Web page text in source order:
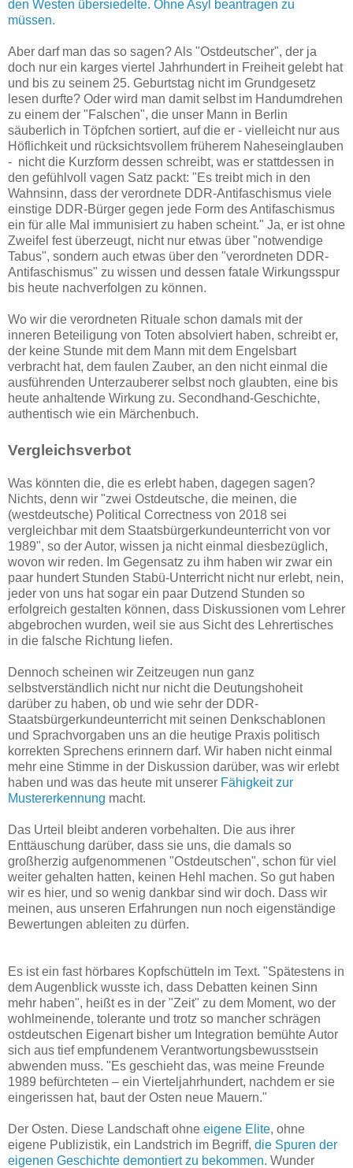
den Westen übersiedelte. Ohne Asyl beantragen zu
müssen.
Aber darf man das so sagen? Als "Ostdeutscher", der ja
doch nur ein karges viertel Jahrhundert in Freiheit gelebt hat
und bis zu seinem 25. Geburtstag nicht im Grundgesetz
lesen durfte? Oder wird man damit selbst im Handumdrehen
zu einem der "Falschen", die unser Mann in Berlin
säuberlich in Töpfchen sortiert, auf die er - vielleicht nur aus
Höflichkeit und rücksichtsvollem früherem Naheseinglauben
- nicht die Kurzform dessen schreibt, was er stattdessen in
den gefühlvoll vagen Satz packt: "Es treibt mich in den
Wahnsinn, dass der verordnete DDR-Antifaschismus viele
einstige DDR-Bürger gegen jede Form des Antifaschismus
ein für alle Mal immunisiert zu haben scheint." Ja, er ist ohne
Zweifel fest überzeugt, nicht nur etwas über "notwendige
Tabus", sondern auch etwas über den "verordneten DDR-
Antifaschismus" zu wissen und dessen fatale Wirkungsspur
bis heute nachverfolgen zu können.
Wo wir die verordneten Rituale schon damals mit der
inneren Beteiligung von Toten absolviert haben, schreibt er,
der keine Stunde mit dem Mann mit dem Engelsbart
verbracht hat, dem faulen Zauber, an den nicht einmal die
ausführenden Unterzauberer selbst noch glaubten, eine bis
heute anhaltende Wirkung zu. Secondhand-Geschichte,
authentisch wie ein Märchenbuch.
Vergleichsverbot
Was könnten die, die es erlebt haben, dagegen sagen?
Nichts, denn wir "zwei Ostdeutsche, die meinen, die
(westdeutsche) Political Correctness von 2018 sei
vergleichbar mit dem Staatsbürgerkundeunterricht von vor
1989", so der Autor, wissen ja nicht einmal diesbezüglich,
wovon wir reden. Im Gegensatz zu ihm haben wir zwar ein
paar hundert Stunden Stabü-Unterricht nicht nur erlebt, nein,
jeder von uns hat sogar ein paar Dutzend Stunden so
erfolgreich gestalten können, dass Diskussionen vom Lehrer
abgebrochen wurden, weil sie aus Sicht des Lehrertisches
in die falsche Richtung liefen.
Dennoch scheinen wir Zeitzeugen nun ganz
selbstverständlich nicht nur nicht die Deutungshoheit
darüber zu haben, ob und wie sehr der DDR-
Staatsbürgerkundeunterricht mit seinen Denkschablonen
und Sprachvorgaben uns an die heutige Praxis politisch
korrekten Sprechens erinnern darf. Wir haben nicht einmal
mehr eine Stimme in der Diskussion darüber, was wir erlebt
haben und was das heute mit unserer Fähigkeit zur
Mustererkennung macht.
Das Urteil bleibt anderen vorbehalten. Die aus ihrer
Enttäuschung darüber, dass sie uns, die damals so
großherzig aufgenommenen "Ostdeutschen", schon für viel
weiter gehalten hatten, keinen Hehl machen. So gut haben
wir es hier, und so wenig dankbar sind wir doch. Dass wir
meinen, aus unseren Erfahrungen nun noch eigenständige
Bewertungen ableiten zu dürfen.
Es ist ein fast hörbares Kopfschütteln im Text. "Spätestens in
dem Augenblick wusste ich, dass Debatten keinen Sinn
mehr haben", heißt es in der "Zeit" zu dem Moment, wo der
wohlmeinende, tolerante und trotz so mancher schrägen
ostdeutschen Eigenart bisher um Integration bemühte Autor
sich aus tief empfundenem Verantwortungsbewusstsein
abwenden muss. "Es geschieht das, was meine Freunde
1989 befürchteten – ein Vierteljahrhundert, nachdem er sie
eingerissen hat, baut der Osten neue Mauern."
Der Osten. Diese Landschaft ohne eigene Elite, ohne
eigene Publizistik, ein Landstrich im Begriff, die Spuren der
eigenen Geschichte demontiert zu bekommen. Wunder